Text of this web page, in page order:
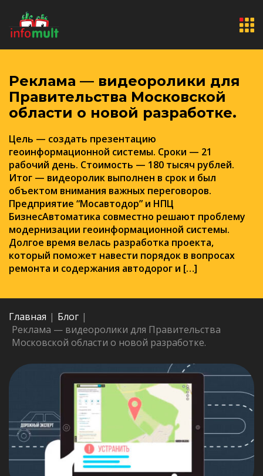
Реклама — видеоролики для
Правительства Московской
области о новой разработке.
Цель — создать презентацию
геоинформационной системы. Сроки — 21
рабочий день. Стоимость — 180 тысяч рублей.
Итог — видеоролик выполнен в срок и был
объектом внимания важных переговоров.
Предприятие “Мосавтодор” и НПЦ
БизнесАвтоматика совместно решают проблему
модернизации геоинформационной системы.
Долгое время велась разработка проекта,
который поможет навести порядок в вопросах
ремонта и содержания автодорог и […]
Главная | Блог |
Реклама — видеоролики для Правительства
Московской области о новой разработке.